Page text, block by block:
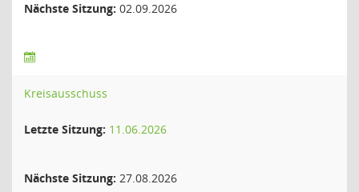
Nächste Sitzung: 02.09.2026
Kreisausschuss
Letzte Sitzung: 11.06.2026
Nächste Sitzung: 27.08.2026